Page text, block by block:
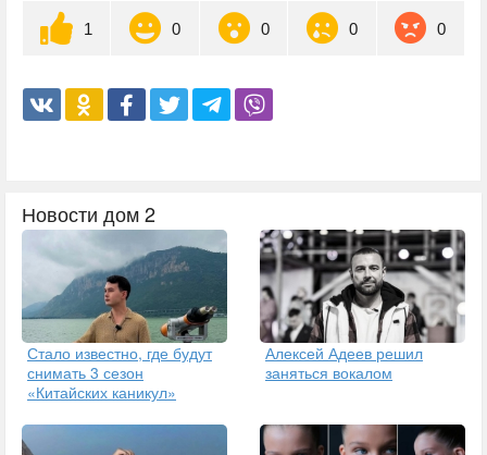
1 0 0 0 0
Новости дом 2
Стало известно, где будут
снимать 3 сезон
«Китайских каникул»
Алексей Адеев решил
заняться вокалом